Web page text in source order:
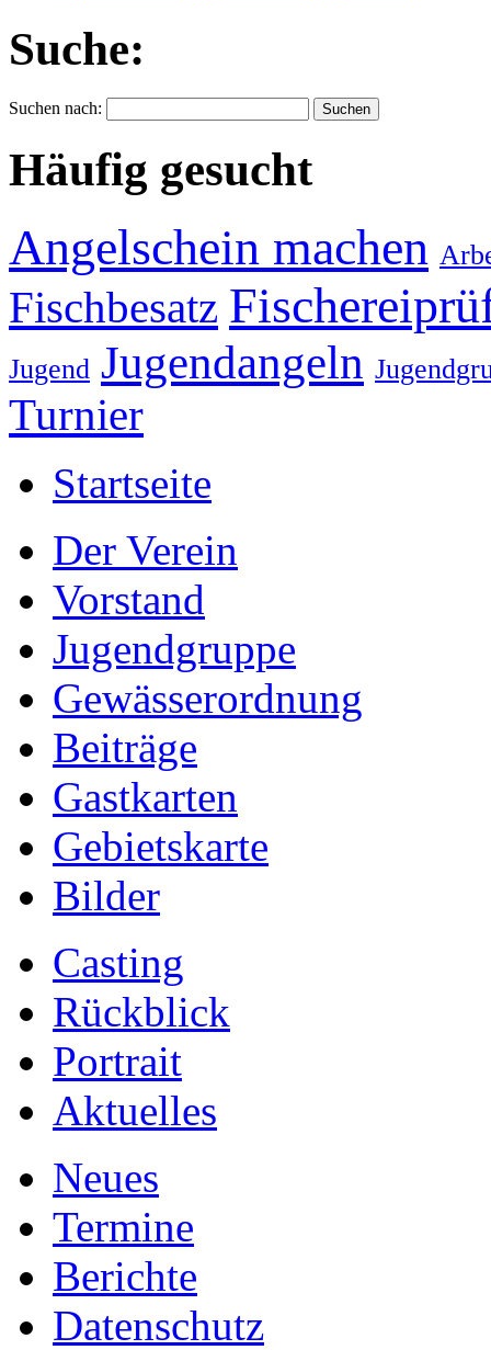
Suche:
Suchen nach:
Häufig gesucht
Angelschein machen
Fischbesatz
Jugend Jugendangeln
Turnier
Startseite
Der Verein
Vorstand
Jugendgruppe
Gewässerordnung
Beiträge
Gastkarten
Gebietskarte
Bilder
Casting
Rückblick
Portrait
Aktuelles
Neues
Termine
Berichte
Datenschutz